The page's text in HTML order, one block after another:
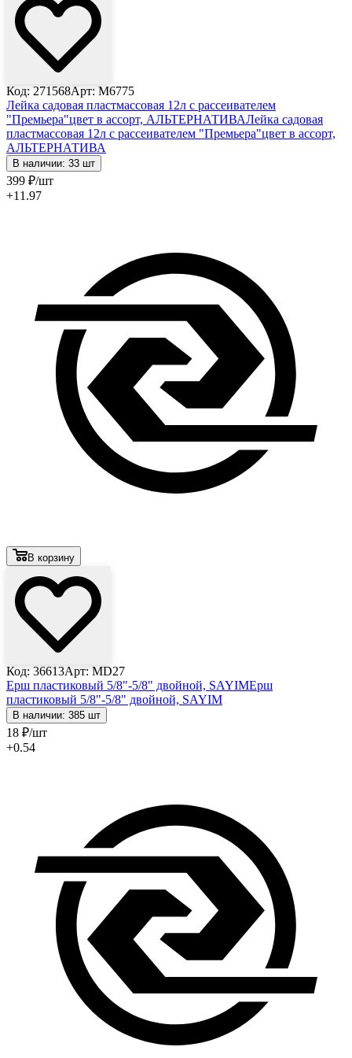
Код: 271568Арт: М6775
Лейка садовая пластмассовая 12л с рассеивателем
"Премьера"цвет в ассорт, АЛЬТЕРНАТИВАЛейка садовая
пластмассовая 12л с рассеивателем "Премьера"цвет в ассорт,
АЛЬТЕРНАТИВА
В наличии: 33 шт
399 ₽/шт
+11.97
В корзину
Код: 36613Арт: MD27
Ерш пластиковый 5/8"-5/8" двойной, SAYIMЕрш
пластиковый 5/8"-5/8" двойной, SAYIM
В наличии: 385 шт
18 ₽/шт
+0.54